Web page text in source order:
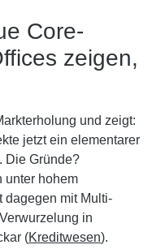
Core-
zeigen,
und zeigt:
jetzt ein elementarer
Die Gründe?
unter hohem
dagegen mit Multi-
in
(Kreditwesen).